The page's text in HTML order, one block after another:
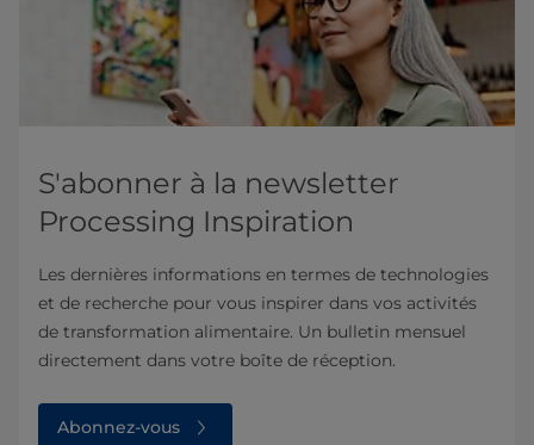
S'abonner à la newsletter
Processing Inspiration
Les dernières informations en termes de technologies
et de recherche pour vous inspirer dans vos activités
de transformation alimentaire. Un bulletin mensuel
directement dans votre boîte de réception.
Abonnez-vous